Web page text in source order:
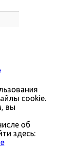
cookie.
вы
об
здесь: